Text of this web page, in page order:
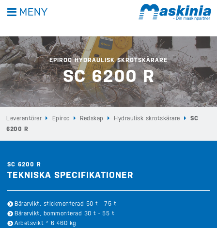
MENY
EPIROC HYDRAULISK SKROTSKÄRARE
SC 6200 R
Leverantörer Epiroc Redskap Hydraulisk skrotskärare
SC
6200 R
SC 6200 R
TEKNISKA SPECIFIKATIONER
Bärarvikt, stickmonterad 50 t - 75 t
Bärarvikt, bommonterad 30 t - 55 t
Arbetsvikt ² 6 460 kg